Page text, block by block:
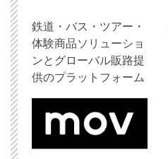
鉄道・バス・ツアー・
体験商品ソリューショ
ンとグローバル販路提
供のプラットフォーム